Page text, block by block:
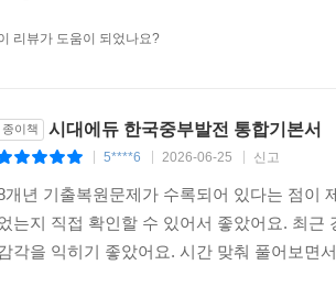
리뷰가 도움이 되었나요?
종이책 시대에듀 한국중부발전 통합기본서
5****6 2026-06-25 신고
개년 기출복원문제가 수록되어 있다는 점이
는지 직접 확인할 수 있어서 좋았어요. 최
각을 익히기 좋았어요. 시간 맞춰 풀어보면